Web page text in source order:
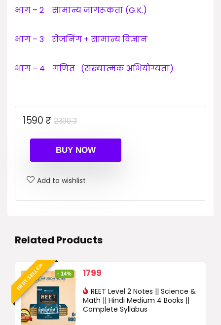
भाग – 2 सामान्य जागरूकता (G.K.)
भाग – 3 रीजनिंग + सामान्य विज्ञान
भाग – 4 गणित (संख्यात्मक अभियोग्यता)
2390₹Original
was:
2390 ₹.
1590 ₹
Current
is:
1590 ₹.
BUY NOW
Add to wishlist
Related Products
BEST SELLER - 14%
Original
was:
2090 ₹.
1799
is:
1799 ₹.
REET Level 2 Notes || Science &
Math || Hindi Medium 4 Books ||
Complete Syllabus